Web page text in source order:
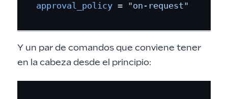
approval_policy = "on-request"
Y un par de comandos que conviene tener
en la cabeza desde el principio: